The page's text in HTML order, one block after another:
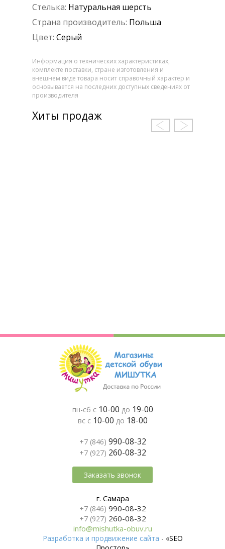
Стелька: Натуральная шерсть
Страна производитель: Польша
Цвет: Серый
Информация о технических характеристиках,
комплекте поставки, стране изготовления и
внешнем виде товара носит справочный характер и
основывается на последних доступных сведениях от
производителя
Хиты продаж
пн-сб с 10-00 до 19-00
вс с 10-00 до 18-00
+7 (846) 990-08-32
+7 (927) 260-08-32
Заказать звонок
г. Самара
+7 (846) 990-08-32
+7 (927) 260-08-32
info@mishutka-obuv.ru
Разработка и продвижение сайта - «SEO